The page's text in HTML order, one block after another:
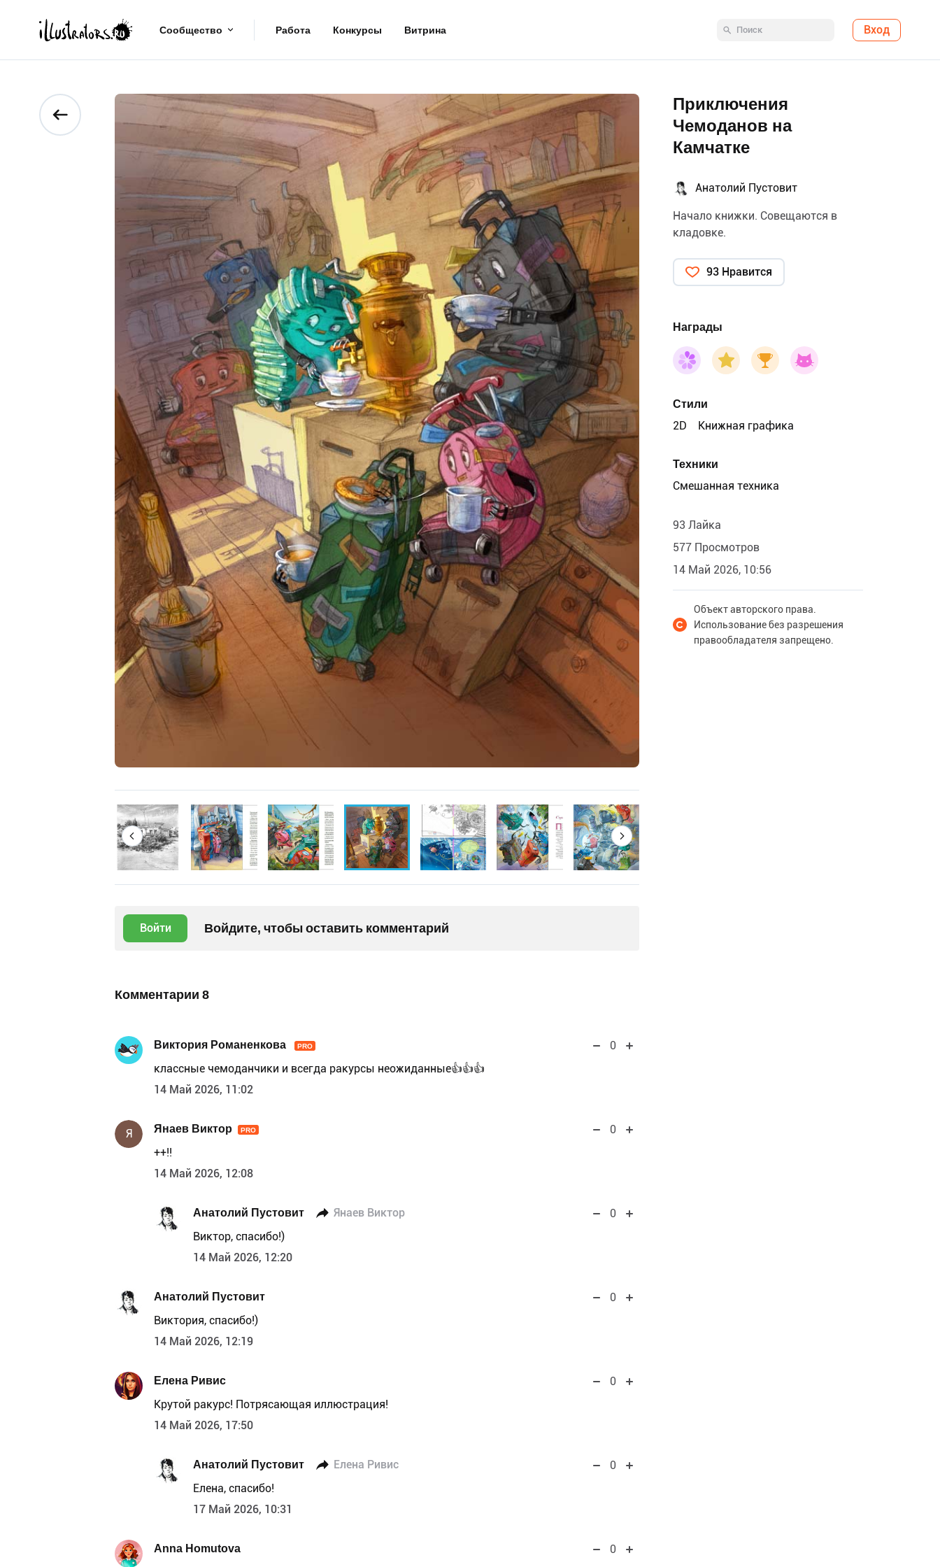
Сообщество Работа Конкурсы Витрина Вход
Войти Войдите, чтобы оставить комментарий
Комментарии 8
Виктория Романенкова PRO
0
классные чемоданчики и всегда ракурсы неожиданные👍👍👍
14 Май 2026, 11:02
Я Янаев Виктор PRO
0
++!!
14 Май 2026, 12:08
Анатолий Пустовит Янаев Виктор
0
Виктор, спасибо!)
14 Май 2026, 12:20
Анатолий Пустовит
0
Виктория, спасибо!)
14 Май 2026, 12:19
Елена Ривис
0
Крутой ракурс! Потрясающая иллюстрация!
14 Май 2026, 17:50
Анатолий Пустовит Елена Ривис
0
Елена, спасибо!
17 Май 2026, 10:31
Anna Homutova
0
Приключения
Чемоданов на
Камчатке
Анатолий Пустовит
Начало книжки. Совещаются в
кладовке.
93 Нравится
Награды
Стили
2D
Книжная графика
Техники
Смешанная техника
93 Лайка
577 Просмотров
14 Май 2026, 10:56
Объект авторского права.
Использование без разрешения
правообладателя запрещено.